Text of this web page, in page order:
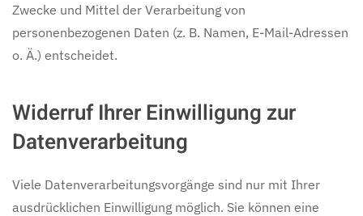
Zwecke und Mittel der Verarbeitung von
personenbezogenen Daten (z. B. Namen, E-Mail-Adressen
o. Ä.) entscheidet.
Widerruf Ihrer Einwilligung zur
Datenverarbeitung
Viele Datenverarbeitungsvorgänge sind nur mit Ihrer
ausdrücklichen Einwilligung möglich. Sie können eine